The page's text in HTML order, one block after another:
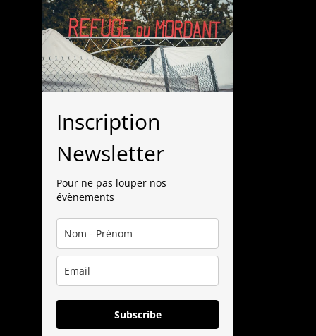
Inscription
Newsletter
Pour ne pas louper nos
évènements
Subscribe